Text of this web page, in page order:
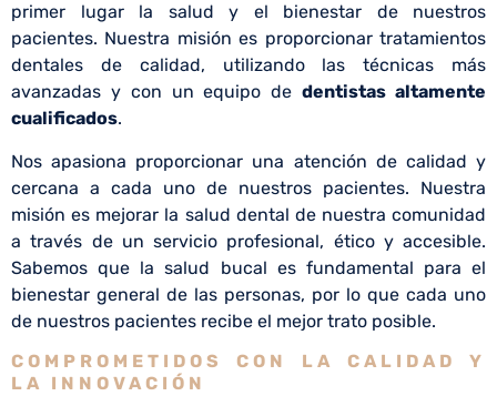
primer lugar la salud y el bienestar de nuestros
pacientes. Nuestra misión es proporcionar tratamientos
dentales de calidad, utilizando las técnicas más
avanzadas y con un equipo dedentistas altamente
cualificados.
Nos apasiona proporcionar una atención de calidad y
cercana a cada uno de nuestros pacientes. Nuestra
misión es mejorar la salud dental de nuestra comunidad
a través de un servicio profesional, ético y accesible.
Sabemos que la salud bucal es fundamental para el
bienestar general de las personas, por lo que cada uno
de nuestros pacientes recibe el mejor trato posible.
COMPROMETIDOS CON LA CALIDAD Y
LA INNOVACIÓN